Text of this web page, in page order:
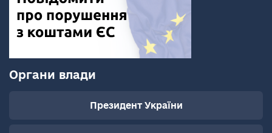
Органи влади
Президент України